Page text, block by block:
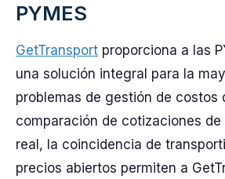
PYMES
GetTransport proporciona a las
una solución integral para la
problemas de gestión de costos
comparación de cotizaciones
real, la coincidencia de
precios abiertos permiten a